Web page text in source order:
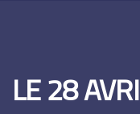
LE 28